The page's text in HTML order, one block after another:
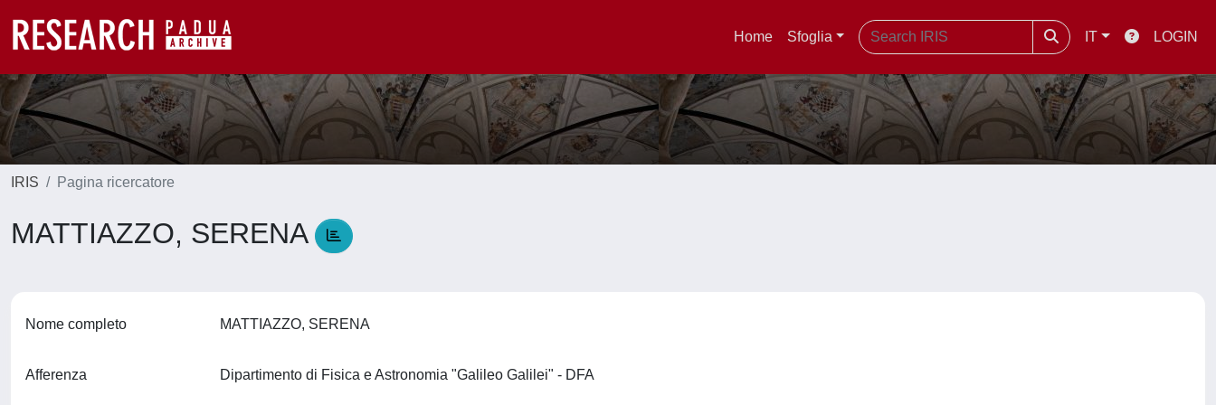
Home Sfoglia IT LOGIN
IRIS Pagina ricercatore
MATTIAZZO, SERENA
Nome completo MATTIAZZO, SERENA
Afferenza Dipartimento di Fisica e Astronomia "Galileo Galilei" - DFA